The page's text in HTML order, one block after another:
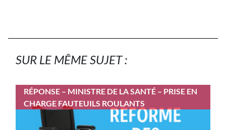
SUR LE MÊME SUJET :
RÉPONSE – MINISTRE DE LA SANTÉ – PRISE EN
CHARGE FAUTEUILS ROULANTS